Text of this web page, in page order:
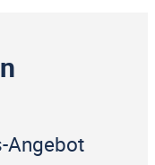
Angebot